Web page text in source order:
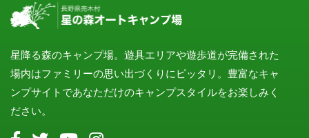
星降る森のキャンプ場。遊具エリアや遊歩道が完備された
場内はファミリーの思い出づくりにピッタリ。豊富なキャ
ンプサイトであなただけのキャンプスタイルをお楽しみく
ださい。